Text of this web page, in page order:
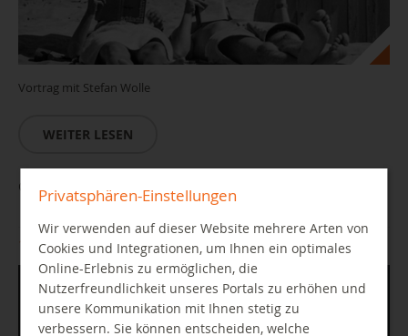
Vortrag mit Stefan Wolle
WEITER LESEN
Gaming Arena: Let's play – Zocken in der Bibo
10.09.2026 15:00 Uhr
Privatsphären-Einstellungen
Wir verwenden auf dieser Website mehrere Arten von
Cookies und Integrationen, um Ihnen ein optimales
Online-Erlebnis zu ermöglichen, die
Nutzerfreundlichkeit unseres Portals zu erhöhen und
unsere Kommunikation mit Ihnen stetig zu
verbessern. Sie können entscheiden, welche